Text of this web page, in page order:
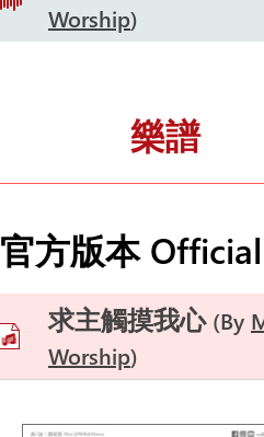
Worship
樂譜
官方版本
求主觸摸我心 By
Worship